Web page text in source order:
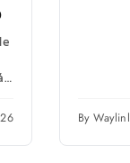
By Waylinl